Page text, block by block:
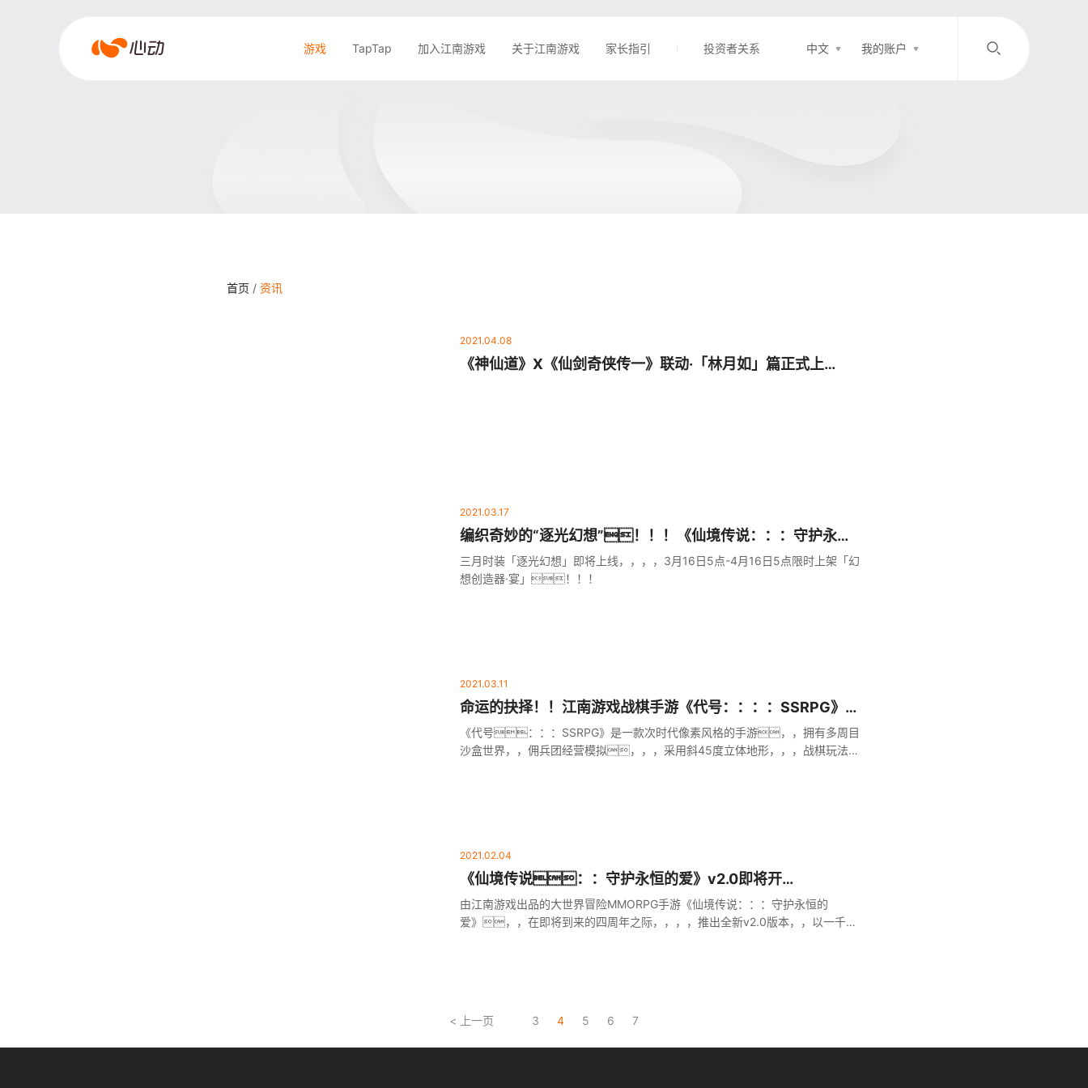
江
游戏 TapTap 加入江南游戏 关于江南游戏 家长指引 投资者关系 中文 我的账户
/
首页 / 资讯
2021.04.08
《神仙道》X《仙剑奇侠传一》联动·「林月如」篇正式上
2021.03.17
编织奇妙的“逐光幻想”！！！《仙境传说：：：守护永恒
的爱》三月时装上线
三月时装「逐光幻想」即将上线，，，，3月16日5点-4月16日5点限时上架「幻
想创造器·宴」！！！
2021.03.11
命运的抉择！！江南游戏战棋手游《代号：：：：SSRPG》开
启预约
《代号：：：SSRPG》是一款次时代像素风格的手游，，拥有多周目
沙盒世界，，佣兵团经营模拟，，，采用斜45度立体地形，，，战棋玩法力
2021.02.04
《仙境传说：：守护永恒的爱》v2.0即将开
启，，，，赴往光与远方的约定！！
由江南游戏出品的大世界冒险MMORPG手游《仙境传说：：：守护永恒的
爱》，，在即将到来的四周年之际，，，，推出全新v2.0版本，，以一千多
< 上一页 3 4 5 6 7